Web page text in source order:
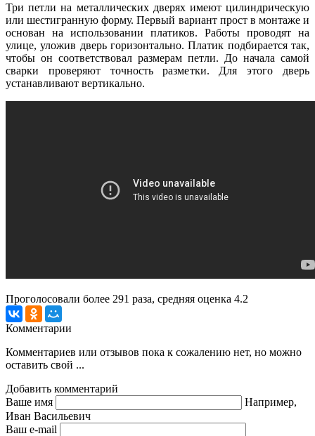
Три петли на металлических дверях имеют цилиндрическую
или шестигранную форму. Первый вариант прост в монтаже и
основан на использовании платиков. Работы проводят на
улице, уложив дверь горизонтально. Платик подбирается так,
чтобы он соответствовал размерам петли. До начала самой
сварки проверяют точность разметки. Для этого дверь
устанавливают вертикально.
Проголосовали более 291 раза, средняя оценка 4.2
Комментарии
Комментариев или отзывов пока к сожалению нет, но можно
оставить свой ...
Добавить комментарий
Ваше имя
Например,
Иван Васильевич
Ваш e-mail